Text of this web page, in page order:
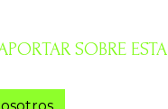
SOBRE ESTA